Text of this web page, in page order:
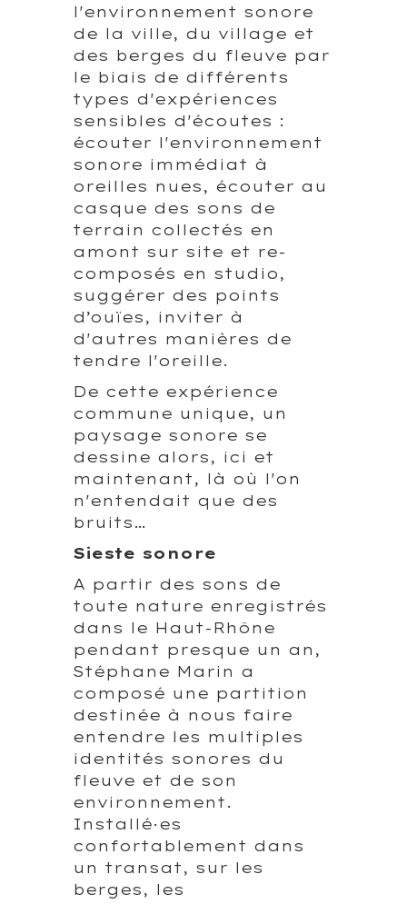
l'environnement sonore
de la ville, du village et
des berges du fleuve par
le biais de différents
types d'expériences
sensibles d'écoutes :
écouter l'environnement
sonore immédiat à
oreilles nues, écouter au
casque des sons de
terrain collectés en
amont sur site et re-
composés en studio,
suggérer des points
d’ouïes, inviter à
d'autres manières de
tendre l'oreille.
De cette expérience
commune unique, un
paysage sonore se
dessine alors, ici et
maintenant, là où l'on
n'entendait que des
bruits…
Sieste sonore
A partir des sons de
toute nature enregistrés
dans le Haut-Rhône
pendant presque un an,
Stéphane Marin a
composé une partition
destinée à nous faire
entendre les multiples
identités sonores du
fleuve et de son
environnement.
Installé·es
confortablement dans
un transat, sur les
berges, les